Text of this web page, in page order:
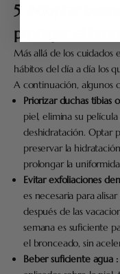
5. Adoptar
proteger el
Más allá de los cuidados
hábitos del día a día los
A continuación, algunos
Priorizar duchas tibias
piel, elimina su
deshidratación. Optar
preservar la
prolongar la
Evitar exfoliaciones
es necesaria para
después de las
semana es suficiente
el bronceado, sin
Beber suficiente agua :